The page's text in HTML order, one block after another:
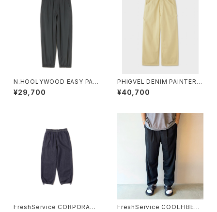
N.HOOLYWOOD EASY PAN
TS
¥29,700
PHIGVEL DENIM PAINTER T
ROUSERS
¥40,700
FreshService CORPORATE
FreshService COOLFIBER